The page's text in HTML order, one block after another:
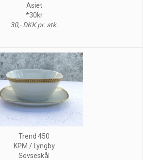
Asiet
*30kr
30,- DKK pr. stk.
Trend 450
KPM / Lyngby
Sovseskål